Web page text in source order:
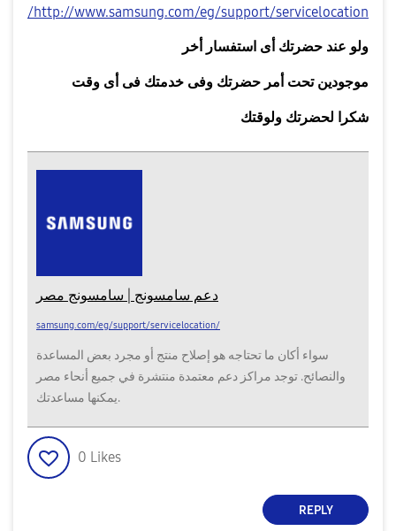
http://www.samsung.com/eg/support/servicelocation/
ولو عند حضرتك أى استفسار أخر
موجودين تحت أمر حضرتك وفى خدمتك فى أى وقت
شكرا لحضرتك ولوقتك
دعم سامسونج | سامسونج مصر
samsung.com/eg/support/servicelocation/
سواء أكان ما تحتاجه هو إصلاح منتج أو مجرد بعض المساعدة
والنصائح. توجد مراكز دعم معتمدة منتشرة في جميع أنحاء مصر
يمكنها مساعدتك.
0 Likes
REPLY